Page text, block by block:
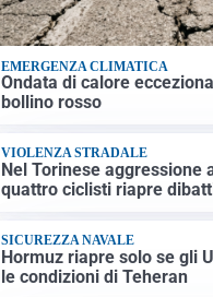
EMERGENZA CLIMATICA
Ondata di calore
bollino rosso
VIOLENZA STRADALE
Nel Torinese aggressione
quattro ciclisti riapre
SICUREZZA NAVALE
Hormuz riapre solo se gli
le condizioni di Teheran